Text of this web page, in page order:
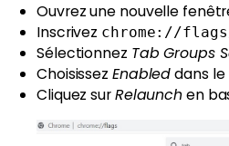
Ouvrez une nouvelle
Inscrivez chrome://
Sélectionnez Tab Groups
Choisissez Enableddans
Cliquez surRelaunchen